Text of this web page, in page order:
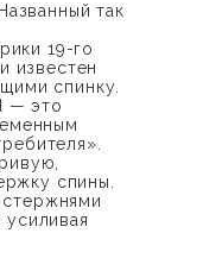
так
19-го
известен
спинку.
— это
спины.